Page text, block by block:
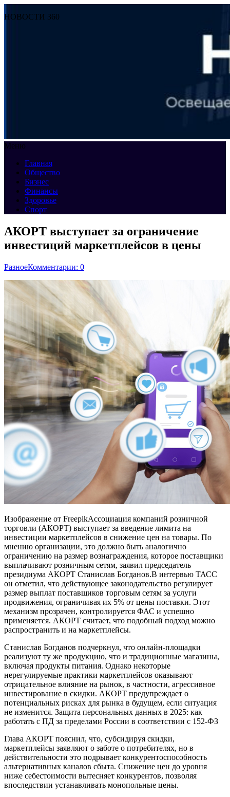
НОВОСТИ 360
Меню
Главная
Общество
Бизнес
Финансы
Здоровье
Спорт
АКОРТ выступает за ограничение
инвестиций маркетплейсов в цены
РазноеКомментарии: 0
Изображение от FreepikАссоциация компаний розничной
торговли (АКОРТ) выступает за введение лимита на
инвестиции маркетплейсов в снижение цен на товары. По
мнению организации, это должно быть аналогично
ограничению на размер вознаграждения, которое поставщики
выплачивают розничным сетям, заявил председатель
президиума АКОРТ Станислав Богданов.В интервью ТАСС
он отметил, что действующее законодательство регулирует
размер выплат поставщиков торговым сетям за услуги
продвижения, ограничивая их 5% от цены поставки. Этот
механизм прозрачен, контролируется ФАС и успешно
применяется. АКОРТ считает, что подобный подход можно
распространить и на маркетплейсы.
Станислав Богданов подчеркнул, что онлайн-площадки
реализуют ту же продукцию, что и традиционные магазины,
включая продукты питания. Однако некоторые
нерегулируемые практики маркетплейсов оказывают
отрицательное влияние на рынок, в частности, агрессивное
инвестирование в скидки. АКОРТ предупреждает о
потенциальных рисках для рынка в будущем, если ситуация
не изменится. Защита персональных данных в 2025: как
работать с ПД за пределами России в соответствии с 152-ФЗ
Глава АКОРТ пояснил, что, субсидируя скидки,
маркетплейсы заявляют о заботе о потребителях, но в
действительности это подрывает конкурентоспособность
альтернативных каналов сбыта. Снижение цен до уровня
ниже себестоимости вытесняет конкурентов, позволяя
впоследствии устанавливать монопольные цены.